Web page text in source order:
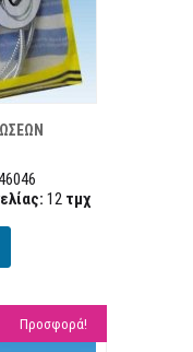
12 τμχ
Προσφορά!